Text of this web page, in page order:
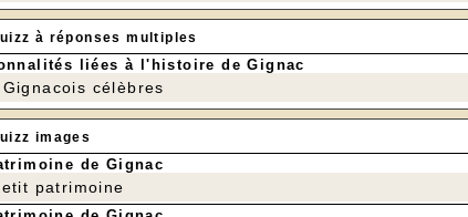
à réponses multiples
liées à l'histoire de Gignac
Gignacois célèbres
images
de Gignac
patrimoine